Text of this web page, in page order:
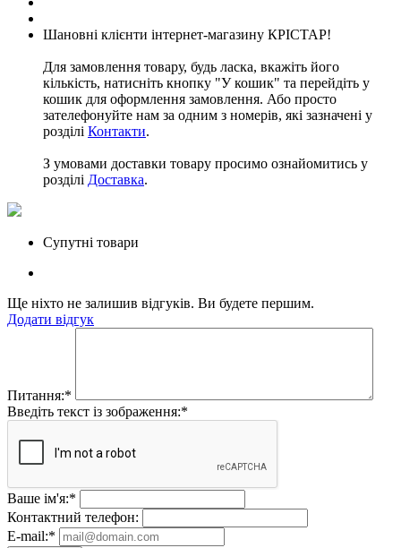
Шановні клієнти інтернет-магазину КРІСТАР!
Для замовлення товару, будь ласка, вкажіть його
кількість, натисніть кнопку "У кошик" та перейдіть у
кошик для оформлення замовлення. Або просто
зателефонуйте нам за одним з номерів, які зазначені у
розділі Контакти.
З умовами доставки товару просимо ознайомитись у
розділі Доставка.
Супутні товари
Ще ніхто не залишив відгуків. Ви будете першим.
Додати відгук
Питання:*
Введіть текст із зображення:*
Ваше ім'я:*
Контактний телефон:
E-mail:*